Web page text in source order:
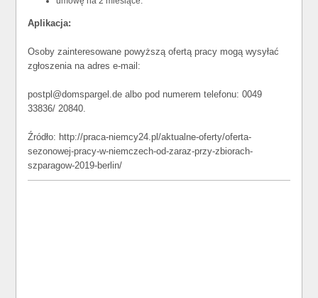
Aplikacja:
Osoby zainteresowane powyższą ofertą pracy mogą wysyłać
zgłoszenia na adres e-mail:
postpl@domspargel.de albo pod numerem telefonu: 0049
33836/ 20840.
Źródło: http://praca-niemcy24.pl/aktualne-oferty/oferta-
sezonowej-pracy-w-niemczech-od-zaraz-przy-zbiorach-
szparagow-2019-berlin/